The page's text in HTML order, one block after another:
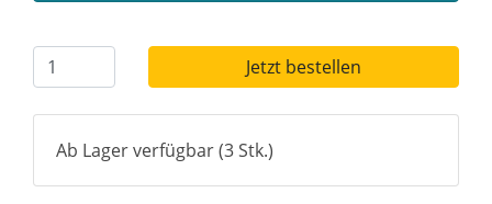
Jetzt bestellen
Ab Lager verfügbar (3 Stk.)